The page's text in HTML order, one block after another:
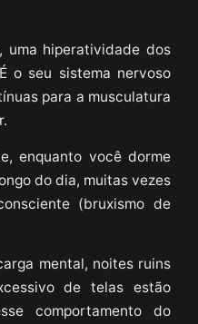
uma hiperatividade dos
o seu sistema nervoso
para a musculatura
enquanto você dorme
do dia, muitas vezes
(bruxismo de
mental, noites ruins
de telas estão
comportamento do